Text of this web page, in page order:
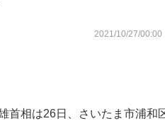
2021/10/27/00:00
首相は26日、さいたま市浦和